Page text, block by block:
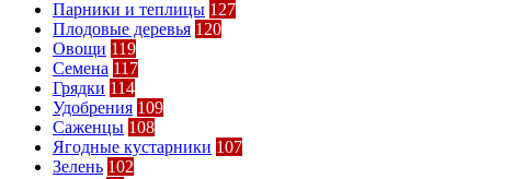
Парники и теплицы 127
Плодовые деревья 120
Овощи 119
Семена 117
Грядки 114
Удобрения 109
Саженцы 108
Ягодные кустарники 107
Зелень 102